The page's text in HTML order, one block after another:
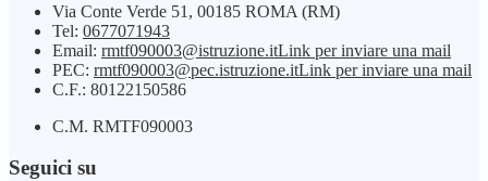
Via Conte Verde 51, 00185 ROMA (RM)
Tel: 0677071943
Email: rmtf090003@istruzione.itLink per inviare una mail
PEC: rmtf090003@pec.istruzione.itLink per inviare una mail
C.F.: 80122150586
C.M. RMTF090003
Seguici su